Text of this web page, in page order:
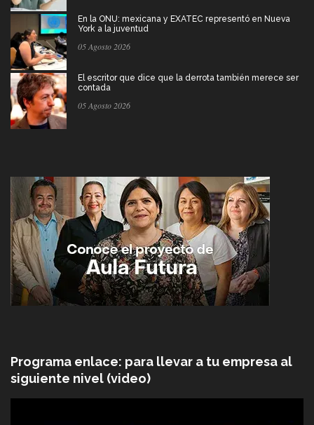
En la ONU: mexicana y EXATEC representó en Nueva
York a la juventud
05 Agosto 2026
El escritor que dice que la derrota también merece ser
contada
05 Agosto 2026
Programa enlace: para llevar a tu empresa al
siguiente nivel (video)